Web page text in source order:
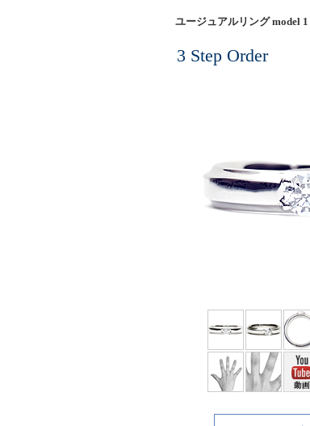
ユージュアルリング model 1
3 Step Order